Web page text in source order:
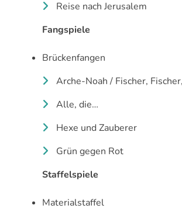
Reise nach Jerusalem
Fangspiele
Brückenfangen
Arche-Noah / Fischer,
Alle, die…
Hexe und Zauberer
Grün gegen Rot
Staffelspiele
Materialstaffel